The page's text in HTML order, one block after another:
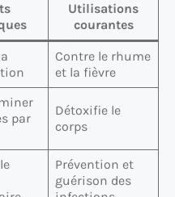
Utilisations
courantes
Contre le rhume
et la fièvre
par
Détoxifie le
corps
Prévention et
guérison des